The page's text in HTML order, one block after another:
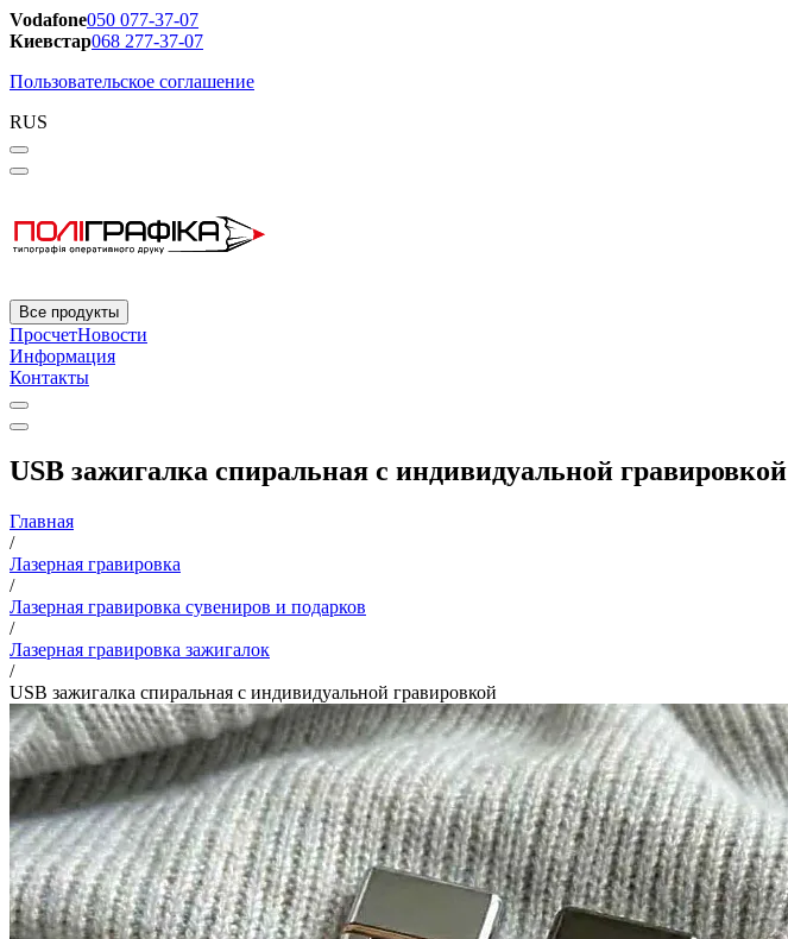
Vodafone050 077-37-07
Киевстар068 277-37-07
Пользовательское соглашение
RUS
Все продукты
ПросчетНовости
Информация
Контакты
USB зажигалка спиральная с индивидуальной гравировкой
Главная
/
Лазерная гравировка
/
Лазерная гравировка сувениров и подарков
/
Лазерная гравировка зажигалок
/
USB зажигалка спиральная с индивидуальной гравировкой